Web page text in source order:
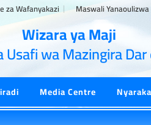
za Wafanyakazi Maswali Yanaoulizwa
Wizara ya Maji
wa Mazingira Dar
Media Centre Nyaraka